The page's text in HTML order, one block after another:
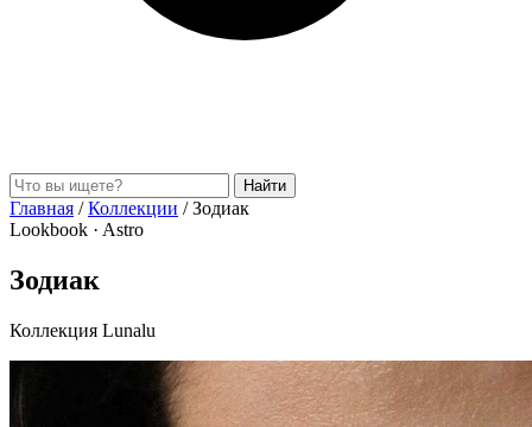
Найти
Главная / Коллекции / Зодиак
Lookbook · Astro
Зодиак
Коллекция Lunalu